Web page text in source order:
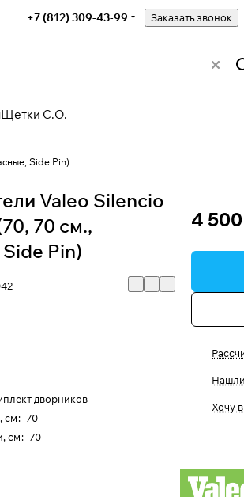
+7 (812) 309-43-99 Заказать звонок
Щетки С.О.
Side Pin)
Valeo Silencio
70 см.,
Pin)
дворников
см: 70
см: 70
4
Хочу